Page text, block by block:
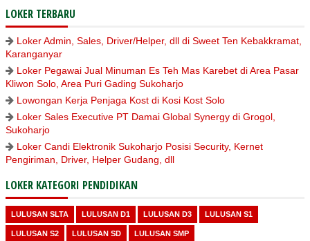
LOKER TERBARU
Loker Admin, Sales, Driver/Helper, dll di Sweet Ten Kebakkramat,
Karanganyar
Loker Pegawai Jual Minuman Es Teh Mas Karebet di Area Pasar
Kliwon Solo, Area Puri Gading Sukoharjo
Lowongan Kerja Penjaga Kost di Kosi Kost Solo
Loker Sales Executive PT Damai Global Synergy di Grogol,
Sukoharjo
Loker Candi Elektronik Sukoharjo Posisi Security, Kernet
Pengiriman, Driver, Helper Gudang, dll
LOKER KATEGORI PENDIDIKAN
LULUSAN SLTA LULUSAN D1 LULUSAN D3 LULUSAN S1
LULUSAN S2 LULUSAN SD LULUSAN SMP